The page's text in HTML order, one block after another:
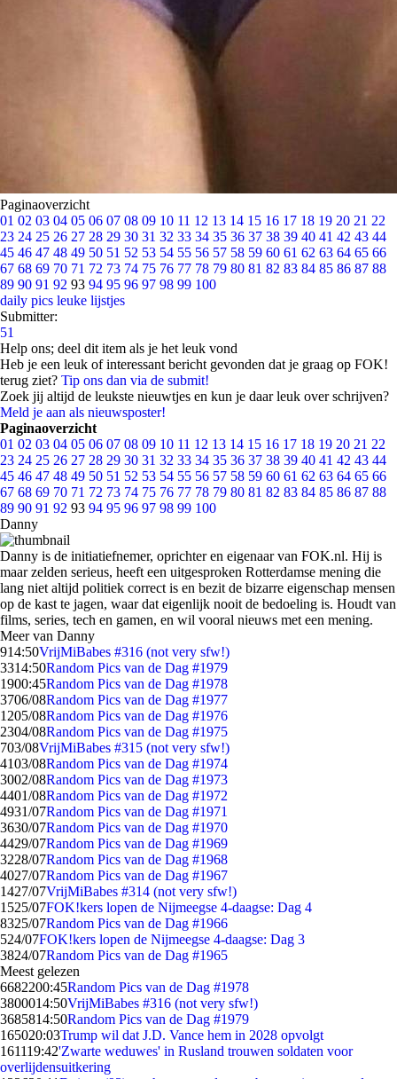
Paginaoverzicht
01 02 03 04 05 06 07 08 09 10 11 12 13 14 15 16 17 18 19 20 21 22
23 24 25 26 27 28 29 30 31 32 33 34 35 36 37 38 39 40 41 42 43 44
45 46 47 48 49 50 51 52 53 54 55 56 57 58 59 60 61 62 63 64 65 66
67 68 69 70 71 72 73 74 75 76 77 78 79 80 81 82 83 84 85 86 87 88
89 90 91 92 93 94 95 96 97 98 99 100
daily pics leuke lijstjes
Submitter:
51
Help ons; deel dit item als je het leuk vond
Heb je een leuk of interessant bericht gevonden dat je graag op FOK!
terug ziet? Tip ons dan via de submit!
Zoek jij altijd de leukste nieuwtjes en kun je daar leuk over schrijven?
Meld je aan als nieuwsposter!
Paginaoverzicht
01 02 03 04 05 06 07 08 09 10 11 12 13 14 15 16 17 18 19 20 21 22
23 24 25 26 27 28 29 30 31 32 33 34 35 36 37 38 39 40 41 42 43 44
45 46 47 48 49 50 51 52 53 54 55 56 57 58 59 60 61 62 63 64 65 66
67 68 69 70 71 72 73 74 75 76 77 78 79 80 81 82 83 84 85 86 87 88
89 90 91 92 93 94 95 96 97 98 99 100
Danny
Danny is de initiatiefnemer, oprichter en eigenaar van FOK.nl. Hij is
maar zelden serieus, heeft een uitgesproken Rotterdamse mening die
lang niet altijd politiek correct is en bezit de bizarre eigenschap mensen
op de kast te jagen, waar dat eigenlijk nooit de bedoeling is. Houdt van
films, series, tech en gamen, en wil vooral nieuws met een mening.
Meer van Danny
914:50VrijMiBabes #316 (not very sfw!)
3314:50Random Pics van de Dag #1979
1900:45Random Pics van de Dag #1978
3706/08Random Pics van de Dag #1977
1205/08Random Pics van de Dag #1976
2304/08Random Pics van de Dag #1975
703/08VrijMiBabes #315 (not very sfw!)
4103/08Random Pics van de Dag #1974
3002/08Random Pics van de Dag #1973
4401/08Random Pics van de Dag #1972
4931/07Random Pics van de Dag #1971
3630/07Random Pics van de Dag #1970
4429/07Random Pics van de Dag #1969
3228/07Random Pics van de Dag #1968
4027/07Random Pics van de Dag #1967
1427/07VrijMiBabes #314 (not very sfw!)
1525/07FOK!kers lopen de Nijmeegse 4-daagse: Dag 4
8325/07Random Pics van de Dag #1966
524/07FOK!kers lopen de Nijmeegse 4-daagse: Dag 3
3824/07Random Pics van de Dag #1965
Meest gelezen
6682200:45Random Pics van de Dag #1978
3800014:50VrijMiBabes #316 (not very sfw!)
3685814:50Random Pics van de Dag #1979
165020:03Trump wil dat J.D. Vance hem in 2028 opvolgt
161119:42'Zwarte weduwes' in Rusland trouwen soldaten voor
overlijdensuitkering